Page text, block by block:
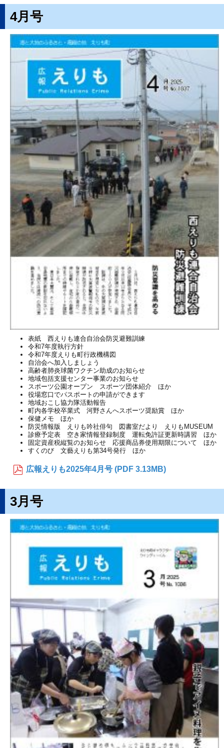
4月号
表紙 西えりも連合自治会防災避難訓練
令和7年度執行方針
令和7年度えりも町行政機構図
自治会へ加入しましょう
高齢者肺炎球菌ワクチン助成のお知らせ
地域包括支援センター事業のお知らせ
スポーツ公園オープン スポーツ団体紹介 ほか
役場窓口でパスポートの申請ができます
地域おこし協力隊活動報告
町内各学校卒業式 河野さんへスポーツ奨励賞 ほか
保健メモ ほか
防災情報版 えりも吟社俳句 図書室だより えりもMUSEUM
診療予定表 空き家情報登録制度 運転免許証更新時講習 ほか
固定資産税縦覧のお知らせ 応援商品券使用期限について ほか
すくのび 文藝えりも第34号発行 ほか
広報えりも2025年4月号 (PDF 3.13MB)
3月号